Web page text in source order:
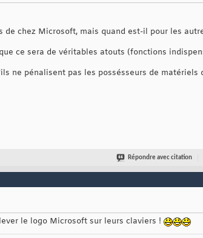
chez Microsoft, mais quand est-il pour les
ce sera de véritables atouts (fonctions
ne pénalisent pas les possésseurs de matériels
Répondre avec citation
le logo Microsoft sur leurs claviers !